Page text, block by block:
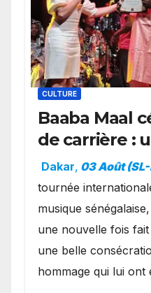
CULTURE
Baaba Maal
de carrière :
exceptionnel
présence de
royale.
Dakar, 03 Août (SL-
tournée
musique
une nouvelle fois
une belle
hommage qui lui ont